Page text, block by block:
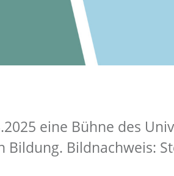
eine Bühne des
Bildnachweis: